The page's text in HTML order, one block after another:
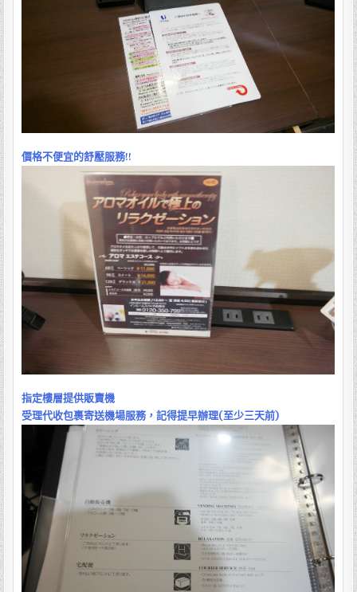
價格不便宜的舒壓服務!!
指定樓層提供販賣機
受理代收包裹寄送機場服務，記得提早辦理(至少三天前)